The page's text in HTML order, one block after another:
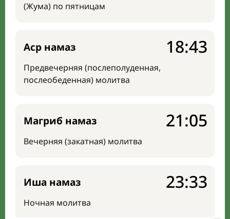
(Жума) по пятницам
Аср намаз
Предвечерняя (послеполуденная,
послеобеденная) молитва
18:43
Магриб намаз
Вечерняя (закатная) молитва
21:05
Иша намаз
Ночная молитва
23:33